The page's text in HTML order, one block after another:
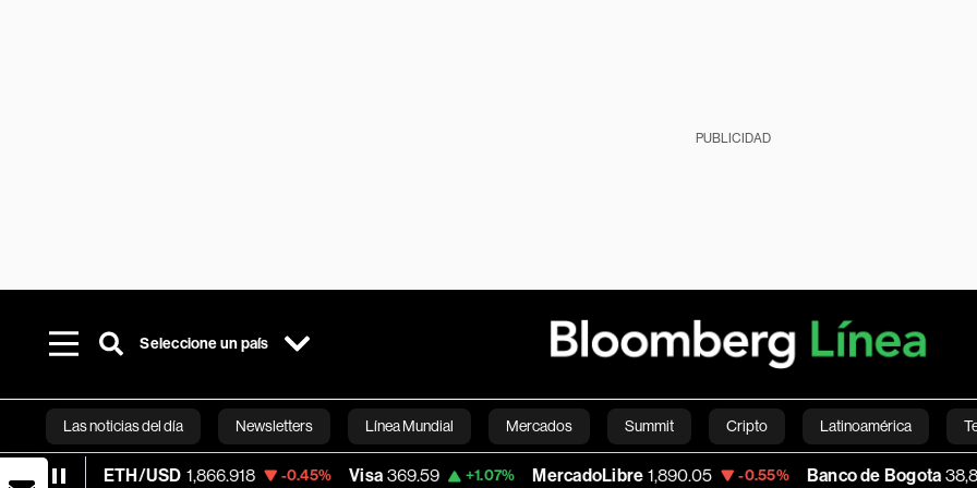
PUBLICIDAD
Seleccione un país
Las noticias del día Newsletters Línea Mundial Mercados Summit Cripto Latinoamérica
Bloomberg Green Economía Estilo de vida Mundo Videos
ETH/USD 1,866.918 -0.45% Visa 369.59 +1.07% MercadoLibre 1,890.05 -0.55% Banco de Bogota 38,800.00